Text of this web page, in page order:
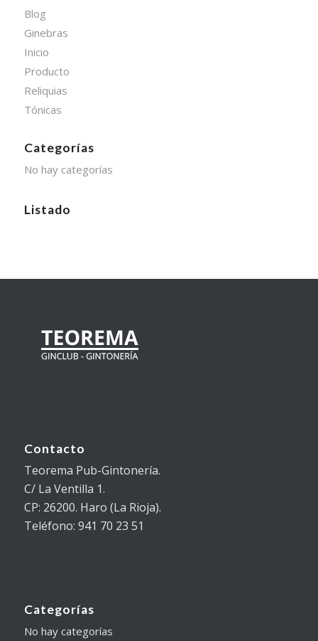
Blog
Ginebras
Inicio
Producto
Reliquias
Tónicas
Categorías
No hay categorías
Listado
Contacto
Teorema Pub-Gintonería.
C/ La Ventilla 1.
CP: 26200. Haro (La Rioja).
Teléfono: 941 70 23 51
Categorías
No hay categorías